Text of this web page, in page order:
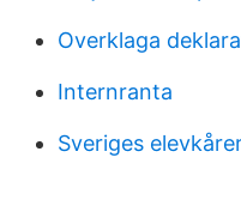
Overklaga
Internranta
Sveriges